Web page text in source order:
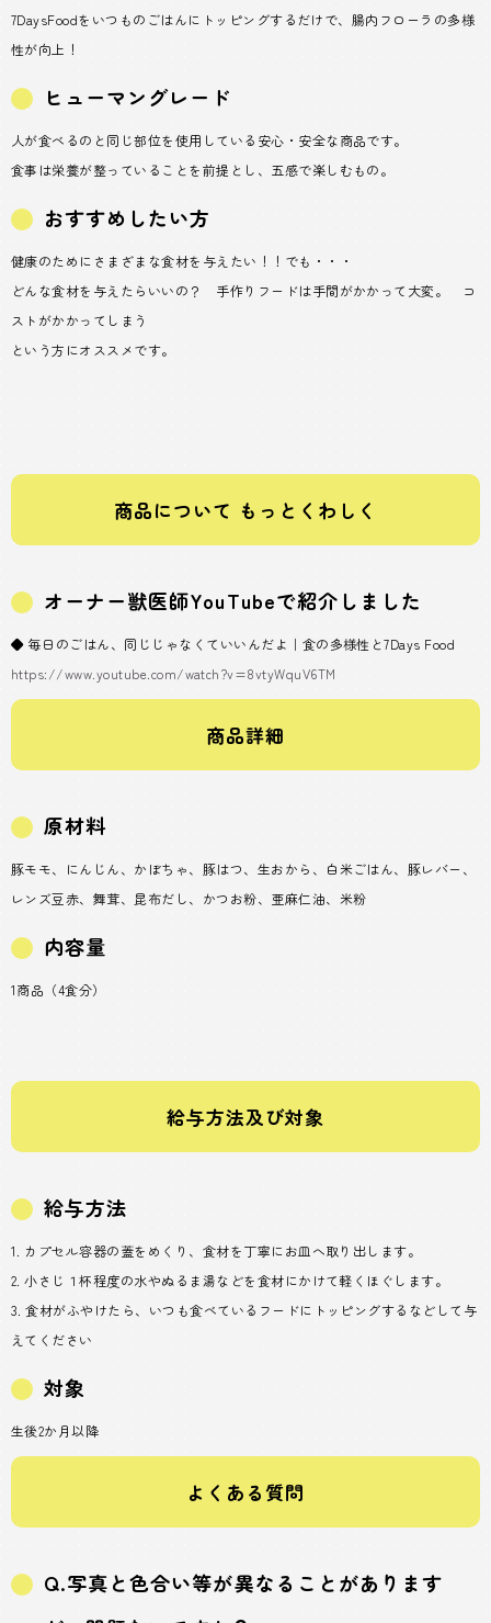
7DaysFoodをいつものごはんにトッピングするだけで、腸内フローラの多様
性が向上！
ヒューマングレード
人が食べるのと同じ部位を使用している安心・安全な商品です。
食事は栄養が整っていることを前提とし、五感で楽しむもの。
おすすめしたい方
健康のためにさまざまな食材を与えたい！！でも・・・
どんな食材を与えたらいいの？ 手作りフードは手間がかかって大変。 コ
ストがかかってしまう
という方にオススメです。
商品について もっとくわしく
オーナー獣医師YouTubeで紹介しました
◆ 毎日のごはん、同じじゃなくていいんだよ｜食の多様性と7Days Food
https://www.youtube.com/watch?v=8vtyWquV6TM
商品詳細
原材料
豚モモ、にんじん、かぼちゃ、豚はつ、生おから、白米ごはん、豚レバー、
レンズ豆赤、舞茸、昆布だし、かつお粉、亜麻仁油、米粉
内容量
1商品（4食分）
給与方法及び対象
給与方法
1. カプセル容器の蓋をめくり、食材を丁寧にお皿へ取り出します。
2. 小さじ１杯程度の水やぬるま湯などを食材にかけて軽くほぐします。
3. 食材がふやけたら、いつも食べているフードにトッピングするなどして与
えてください
対象
生後2か月以降
よくある質問
Q.写真と色合い等が異なることがあります